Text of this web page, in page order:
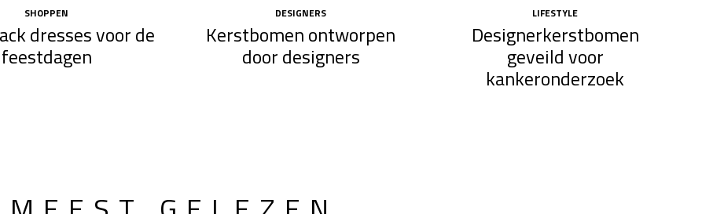
SHOPPEN
dresses voor de
feestdagen
DESIGNERS
Kerstbomen ontworpen
door designers
LIFESTYLE
Designerkerstbomen
geveild voor
kankeronderzoek